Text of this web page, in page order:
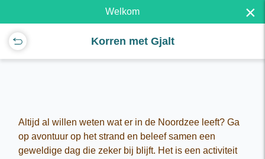
Welkom ×
Korren met Gjalt
Altijd al willen weten wat er in de Noordzee leeft? Ga
op avontuur op het strand en beleef samen een
geweldige dag die zeker bij blijft. Het is een activiteit